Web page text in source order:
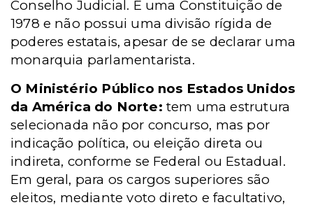
Conselho Judicial. É uma Constituição de
1978 e não possui uma divisão rígida de
poderes estatais, apesar de se declarar uma
monarquia parlamentarista.
O Ministério Público nos Estados Unidos
da América do Norte: tem uma estrutura
selecionada não por concurso, mas por
indicação política, ou eleição direta ou
indireta, conforme se Federal ou Estadual.
Em geral, para os cargos superiores são
eleitos, mediante voto direto e facultativo,